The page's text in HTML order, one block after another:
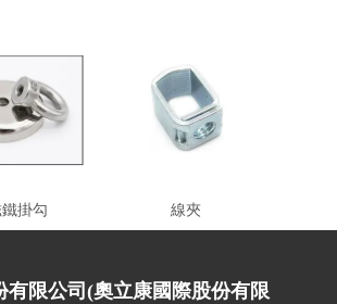
掛勾 線夾
有限公司(奧立康國際股份有限